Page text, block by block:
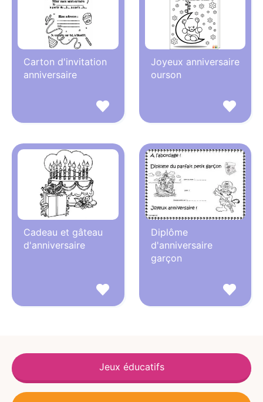
Carton d'invitation
anniversaire
Joyeux anniversaire
ourson
Cadeau et gâteau
d'anniversaire
Diplôme
d'anniversaire
garçon
Jeux éducatifs